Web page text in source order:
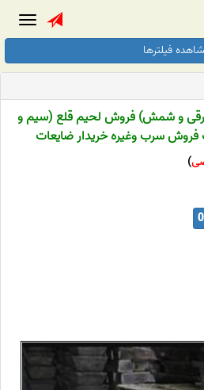
فیلترها
و شمش) فروش لحیم قلع (سیم و
سرب وغیره خریدار ضایعات
)